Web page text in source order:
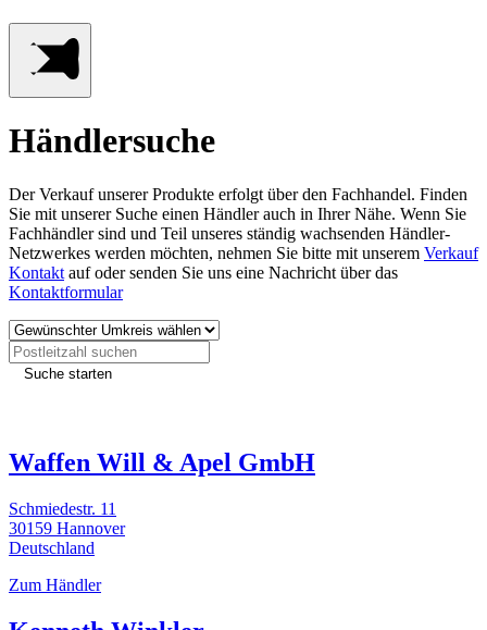
Händlersuche
Der Verkauf unserer Produkte erfolgt über den Fachhandel. Finden
Sie mit unserer Suche einen Händler auch in Ihrer Nähe. Wenn Sie
Fachhändler sind und Teil unseres ständig wachsenden Händler-
Netzwerkes werden möchten, nehmen Sie bitte mit unserem Verkauf
Kontakt auf oder senden Sie uns eine Nachricht über das
Kontaktformular
Suche starten
Waffen Will & Apel GmbH
Schmiedestr. 11
30159 Hannover
Deutschland
Zum Händler